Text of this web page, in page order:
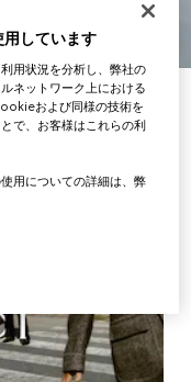
しています
用状況を分析し、弊社の
ネットワーク上における
および同様の技術を
で、お客様はこれらの利
用についての詳細は、弊